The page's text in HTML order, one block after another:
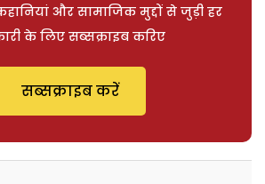
और सामाजिक मुद्दों से जुड़ी हर
के लिए सब्सक्राइब करिए
सब्सक्राइब करें